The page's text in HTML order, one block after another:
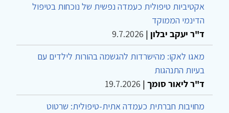
אקטיביות טיפולית כעמדה נפשית של נוכחות בטיפול
הדינמי הממוקד
ד"ר יעקב יבלון |
9.7.2026
מאגו לאקו: מהישרדות להגשמה בהורות לילדים עם
בעיות התנהגות
ד"ר ליאור סומך |
19.7.2026
מחויבות חברתית כעמדה אתית-טיפולית: שרטוט